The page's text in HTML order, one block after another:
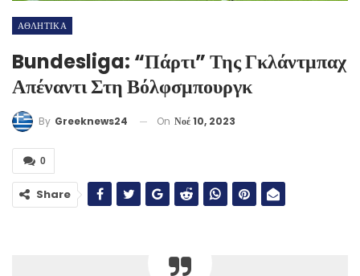
ΑΘΛΗΤΙΚΑ
Bundesliga: “Πάρτι” Της Γκλάντμπαχ
Απέναντι Στη Βόλφσμπουργκ
By Greeknews24 On Νοέ 10, 2023
0
Share